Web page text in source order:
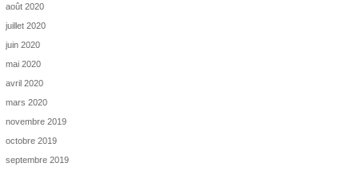
août 2020
juillet 2020
juin 2020
mai 2020
avril 2020
mars 2020
novembre 2019
octobre 2019
septembre 2019